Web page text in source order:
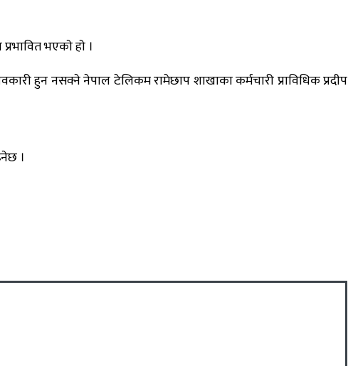
भएकाे हाे ।
हुन नसक्ने नेपाल टेलिकम रामेछाप शाखाका कर्मचारी प्राविधिक प्रदीप
।